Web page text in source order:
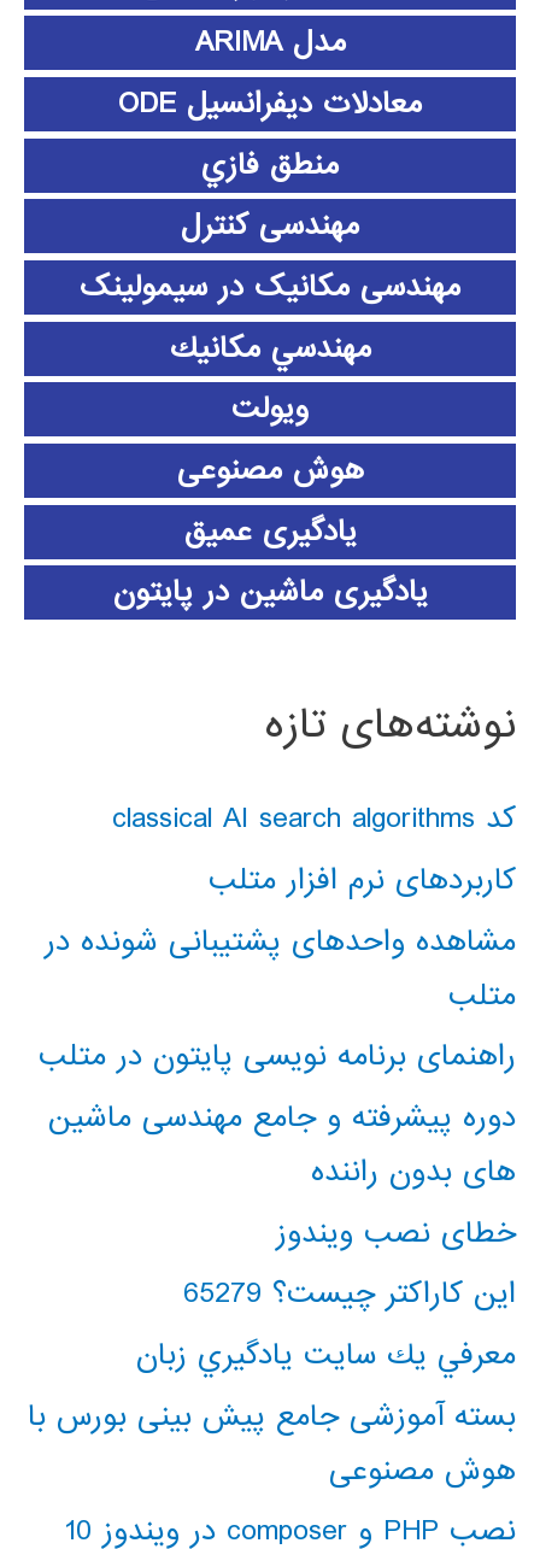
مدل ARIMA
معادلات دیفرانسیل ODE
منطق فازي
مهندسی کنترل
مهندسی مکانیک در سیمولینک
مهندسي مكانيك
ویولت
هوش مصنوعی
یادگیری عمیق
یادگیری ماشین در پایتون
نوشته‌های تازه
کد classical AI search algorithms
کاربردهای نرم افزار متلب
مشاهده واحدهای پشتیبانی شونده در
متلب
راهنمای برنامه نویسی پایتون در متلب
دوره پیشرفته و جامع مهندسی ماشین
های بدون راننده
خطای نصب ویندوز
این کاراکتر چیست؟ 65279
معرفي يك سايت يادگيري زبان
بسته آموزشی جامع پیش بینی بورس با
هوش مصنوعی
نصب PHP و composer در ویندوز 10